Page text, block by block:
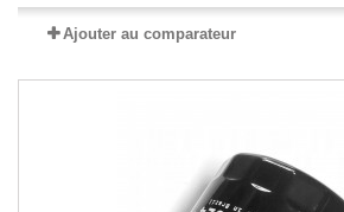
Ajouter au comparateur